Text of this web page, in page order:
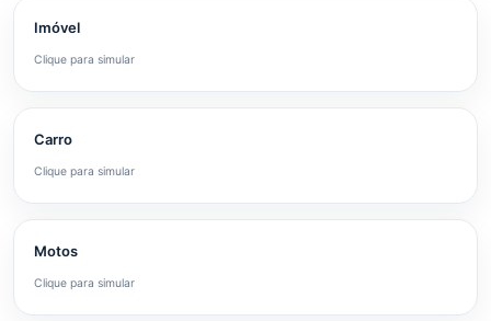
Imóvel
Clique para simular
Carro
Clique para simular
Motos
Clique para simular